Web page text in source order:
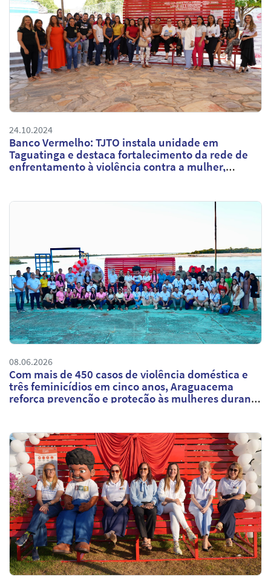
24.10.2024
Banco Vermelho: TJTO instala unidade em
Taguatinga e destaca fortalecimento da rede de
enfrentamento à violência contra a mulher,
08.06.2026
Com mais de 450 casos de violência doméstica e
três feminicídios em cinco anos, Araguacema
reforça prevenção e proteção às mulheres durante